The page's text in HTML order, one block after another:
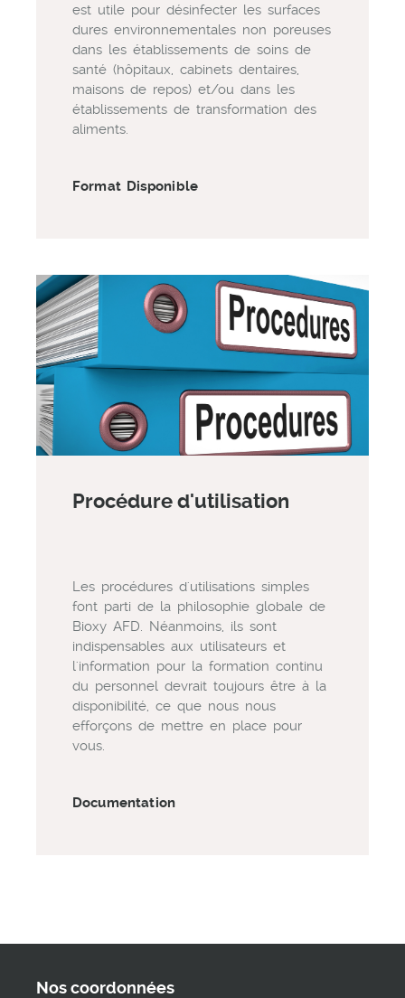
est utile pour désinfecter les surfaces
dures environnementales non poreuses
dans les établissements de soins de
santé (hôpitaux, cabinets dentaires,
maisons de repos) et/ou dans les
établissements de transformation des
aliments.
Format Disponible
Procédure d'utilisation
Les procédures d'utilisations simples
font parti de la philosophie globale de
Bioxy AFD. Néanmoins, ils sont
indispensables aux utilisateurs et
l'information pour la formation continu
du personnel devrait toujours être à la
disponibilité, ce que nous nous
efforçons de mettre en place pour
vous.
Documentation
Nos coordonnées